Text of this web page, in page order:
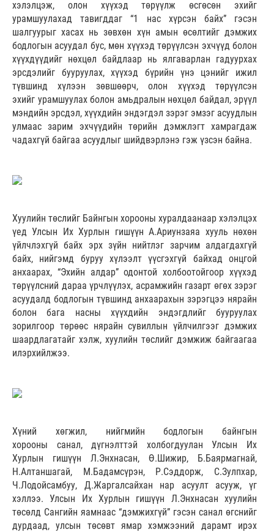
хэлэлцэж, олон хүүхэд төрүүлж өсгөсөн эхийг
урамшуулахад тавигддаг “1 нас хүрсэн байх” гэсэн
шалгуурыг хасах нь зөвхөн хүн амын өсөлтийг дэмжих
бодлогын асуудал бус, мөн хүүхэд төрүүлсэн эхчүүд болон
хүүхдүүдийг нөхцөл байдлаар нь ялгаварлан гадуурхах
эрсдэлийг бууруулах, хүүхэд бүрийн үнэ цэнийг ижил
түвшинд хүлээн зөвшөөрч, олон хүүхэд төрүүлсэн
эхийг урамшуулах болон амьдралын нөхцөл байдал, эрүүл
мэндийн эрсдэл, хүүхдийн эндэгдэл зэрэг эмзэг асуудлын
улмаас зарим эхчүүдийн төрийн дэмжлэгт хамрагдаж
чадахгүй байгаа асуудлыг шийдвэрлэнэ гэж үзсэн байна.
Хуулийн төслийг Байнгын хорооны хуралдаанаар хэлэлцэх
үед Улсын Их Хурлын гишүүн А.Ариунзаяа хууль нөхөн
үйлчлэхгүй байх эрх зүйн нийтлэг зарчим алдагдахгүй
байх, нийгэмд буруу хүлээлт үүсгэхгүй байхад онцгой
анхаарах, “Эхийн алдар” одонтой холбоотойгоор хүүхэд
төрүүлсний дараа үрчлүүлэх, асрамжийн газарт өгөх зэрэг
асуудалд бодлогын түвшинд анхаарахын зэрэгцээ нярайн
болон бага насны хүүхдийн эндэгдлийг бууруулах
зорилгоор төрөөс нярайн сувиллын үйлчилгээг дэмжих
шаардлагатайг хэлж, хуулийн төслийг дэмжиж байгаагаа
илэрхийлжээ.
Хүний хөгжил, нийгмийн бодлогын байнгын
хорооны санал, дүгнэлттэй холбогдуулан Улсын Их
Хурлын гишүүн Л.Энхнасан, Ө.Шижир, Б.Баярмагнай,
Н.Алтаншагай, М.Бадамсүрэн, Р.Сэддорж, С.Зулпхар,
Ч.Лодойсамбуу, Д.Жаргалсайхан нар асуулт асууж, үг
хэллээ. Улсын Их Хурлын гишүүн Л.Энхнасан хуулийн
төсөлд Сангийн яамнаас “дэмжихгүй” гэсэн санал өгснийг
дурдаад, улсын төсөвт ямар хэмжээний дарамт ирэх